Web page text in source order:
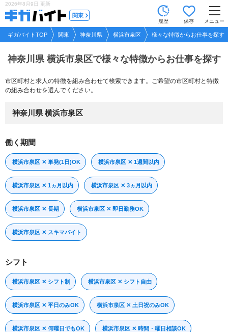
2026年8月9日 更新
関東
履歴 保存 メニュー
ギガバイトTOP 関東 神奈川県 横浜市泉区 様々な特徴からお仕事を探す
神奈川県 横浜市泉区で様々な特徴からお仕事を探す
市区町村と求人の特徴を組み合わせて検索できます。ご希望の市区町村と特徴
の組み合わせを選んでください。
神奈川県 横浜市泉区
働く期間
横浜市泉区 ✕ 単発(1日)OK 横浜市泉区 ✕ 1週間以内
横浜市泉区 ✕ 1ヵ月以内 横浜市泉区 ✕ 3ヵ月以内
横浜市泉区 ✕ 長期 横浜市泉区 ✕ 即日勤務OK
横浜市泉区 ✕ スキマバイト
シフト
横浜市泉区 ✕ シフト制 横浜市泉区 ✕ シフト自由
横浜市泉区 ✕ 平日のみOK 横浜市泉区 ✕ 土日祝のみOK
横浜市泉区 ✕ 何曜日でもOK 横浜市泉区 ✕ 時間・曜日相談OK